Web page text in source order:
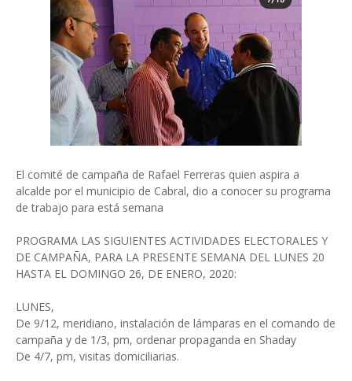
El comité de campaña de Rafael Ferreras quien aspira a
alcalde por el municipio de Cabral, dio a conocer su programa
de trabajo para está semana
PROGRAMA LAS SIGUIENTES ACTIVIDADES ELECTORALES Y
DE CAMPAÑA, PARA LA PRESENTE SEMANA DEL LUNES 20
HASTA EL DOMINGO 26, DE ENERO, 2020:
LUNES,
De 9/12, meridiano, instalación de lámparas en el comando de
campaña y de 1/3, pm, ordenar propaganda en Shaday
De 4/7, pm, visitas domiciliarias.